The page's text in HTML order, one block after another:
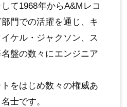
て1968年からA&Mレコ
門での活躍を通じ、キ
ケル・ジャクソン、ス
盤の数々にエンジニア
をはじめ数々の権威あ
士です。